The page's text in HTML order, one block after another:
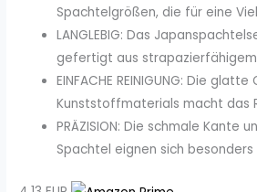
Spachtelgrößen, die für eine
LANGLEBIG: Das
gefertigt aus
EINFACHE REINIGUNG: Die
Kunststoffmaterials macht das
PRÄZISION: Die schmale Kante
Spachtel eignen sich